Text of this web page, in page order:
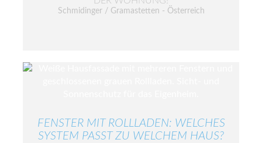
Schmidinger / Gramastetten - Österreich
FENSTER MIT ROLLLADEN: WELCHES
SYSTEM PASST ZU WELCHEM HAUS?